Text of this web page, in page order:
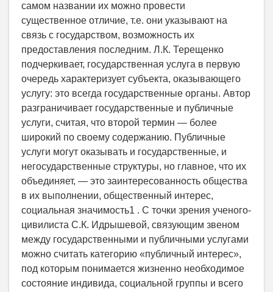
самом названии их можно провести
существенное отличие, т.е. они указывают на
связь с государством, возможность их
предоставления последним. Л.К. Терещенко
подчеркивает, государственная услуга в первую
очередь характеризует субъекта, оказывающего
услугу: это всегда государственные органы. Автор
разграничивает государственные и публичные
услуги, считая, что второй термин — более
широкий по своему содержанию. Публичные
услуги могут оказывать и государственные, и
негосударственные структуры, но главное, что их
объединяет, — это заинтересованность общества
в их выполнении, общественный интерес,
социальная значимость1 . С точки зрения ученого-
цивилиста С.К. Идрышевой, связующим звеном
между государственными и публичными услугами
можно считать категорию «публичный интерес»,
под которым понимается жизненно необходимое
состояние индивида, социальной группы и всего